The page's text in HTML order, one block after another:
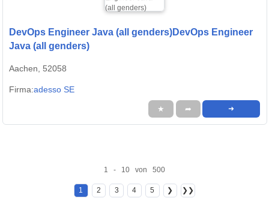
DevOps Engineer Java (all genders)DevOps Engineer
Java (all genders)
Aachen, 52058
Firma:adesso SE
★ ➦ ➜
1 - 10 von 500
1 2 3 4 5 ❯ ❯❯